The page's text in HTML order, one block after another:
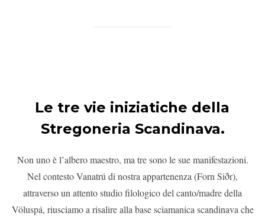
Le tre vie iniziatiche della
Stregoneria Scandinava.
Non uno è l’albero maestro, ma tre sono le sue manifestazioni.
Nel contesto Vanatrú di nostra appartenenza (Forn Siðr),
attraverso un attento studio filologico del canto/madre della
Völuspá, riusciamo a risalire alla base sciamanica scandinava che